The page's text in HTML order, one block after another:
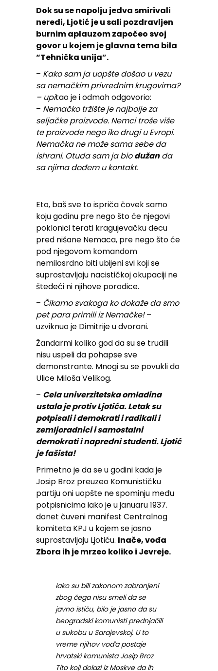
Dok su se napolju jedva smirivali
neredi, Ljotić je u sali pozdravljen
burnim aplauzom započeo svoj
govor u kojem je glavna tema bila
“Tehnička unija”.
– Kako sam ja uopšte došao u vezu
sa nemačkim privrednim krugovima?
– upitao je i odmah odgovorio:
– Nemačko tržište je najbolje za
seljačke proizvode. Nemci troše više
te proizvode nego iko drugi u Evropi.
Nemačka ne može sama sebe da
ishrani. Otuda sam ja biodužanda
sa njima dođem u kontakt.
Eto, baš sve to ispriča čovek samo
koju godinu pre nego što će njegovi
poklonici terati kragujevačku decu
pred nišane Nemaca, pre nego što će
pod njegovom komandom
nemilosrdno biti ubijeni svi koji se
suprostavljaju nacističkoj okupaciji ne
štedeći ni njihove porodice.
– Čikamo svakoga ko dokaže da smo
pet para primili iz Nemačke!–
uzviknuo je Dimitrije u dvorani.
Žandarmi koliko god da su se trudili
nisu uspeli da pohapse sve
demonstrante. Mnogi su se povukli do
Ulice Miloša Velikog.
– Cela univerzitetska omladina
ustala je protiv Ljotića. Letak su
potpisali i demokrati i radikali i
zemljoradnici i samostalni
demokrati i napredni studenti. Ljotić
je fašista!
Primetno je da se u godini kada je
Josip Broz preuzeo Komunističku
partiju oni uopšte ne spominju među
potpisnicima iako je u januaru 1937.
donet čuveni manifest Centralnog
komiteta KPJ u kojem se jasno
suprostavljaju Ljotiću. Inače, vođa
Zbora ih je mrzeo koliko i Jevreje.
Iako su bili zakonom zabranjeni
zbog čega nisu smeli da se
javno ističu, bilo je jasno da su
beogradski komunisti prednjačili
u sukobu u Sarajevskoj. U to
vreme njihov voďa postaje
hrvatski komunista Josip Broz
Tito koji dolazi iz Moskve da ih